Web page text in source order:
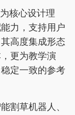
核心设计理
力，支持用户
高度集成形态
更为教学演
定一致的参考
割草机器人、